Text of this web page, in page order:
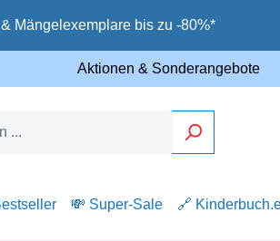
Mängelexemplare bis zu -80%*
Aktionen & Sonderangebote
💸 Super-Sale 🔗